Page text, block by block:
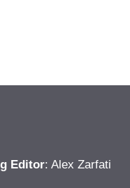
Editor: Alex Zarfati